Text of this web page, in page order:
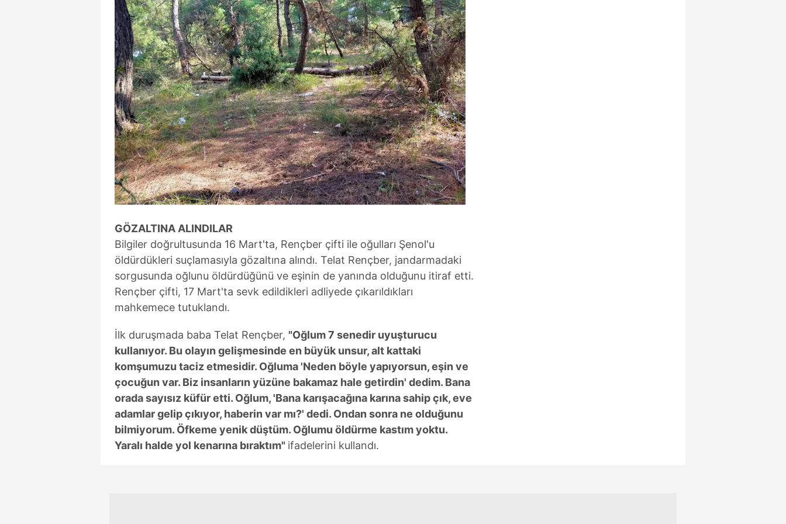
mevzuata uygun olarak kullanılan çerezlerle ilgili bilgi almak için lütfentıklayınız.
GÖZALTINA ALINDILAR
Bilgiler doğrultusunda 16 Mart'ta, Rençber çifti ile oğulları Şenol'u
öldürdükleri suçlamasıyla gözaltına alındı. Telat Rençber, jandarmadaki
sorgusunda oğlunu öldürdüğünü ve eşinin de yanında olduğunu itiraf etti.
Rençber çifti, 17 Mart'ta sevk edildikleri adliyede çıkarıldıkları
mahkemece tutuklandı.
İlk duruşmada baba Telat Rençber, "Oğlum 7 senedir uyuşturucu
kullanıyor. Bu olayın gelişmesinde en büyük unsur, alt kattaki
komşumuzu taciz etmesidir. Oğluma 'Neden böyle yapıyorsun, eşin ve
çocuğun var. Biz insanların yüzüne bakamaz hale getirdin' dedim. Bana
orada sayısız küfür etti. Oğlum, 'Bana karışacağına karına sahip çık, eve
adamlar gelip çıkıyor, haberin var mı?' dedi. Ondan sonra ne olduğunu
bilmiyorum. Öfkeme yenik düştüm. Oğlumu öldürme kastım yoktu.
Yaralı halde yol kenarına bıraktım" ifadelerini kullandı.